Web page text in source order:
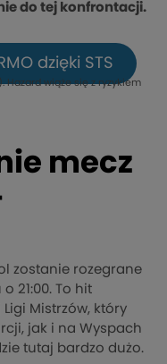
do tej konfrontacji.
dzięki STS
Hazard wiąże się z ryzykiem
mecz
zostanie rozegrane
21:00. To hit
Mistrzów, który
jak i na Wyspach
tutaj bardzo dużo.